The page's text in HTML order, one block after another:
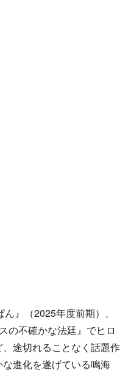
』（2025年度前期）、
の不確かな法廷』でヒロ
途切れることなく話題作
進化を遂げている鳴海